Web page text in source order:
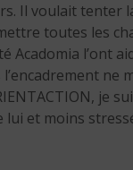
Il voulait tenter
toutes les
Acadomia l’ont
ne
je
lui et moins